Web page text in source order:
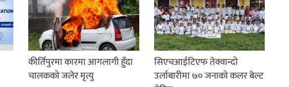
कीर्तिपुरमा कारमा आगलागी हुँदा
चालकको जलेर मृत्यु
सिएचआईटिएफ तेक्वान्दो
उर्लाबारीमा ७० जनाको कलर बेल्ट